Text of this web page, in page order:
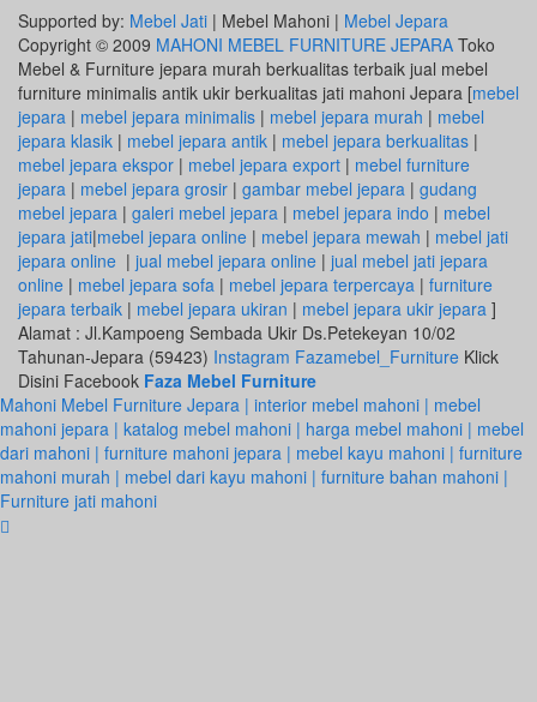
Supported by: Mebel Jati | Mebel Mahoni | Mebel Jepara
Copyright © 2009 MAHONI MEBEL FURNITURE JEPARA Toko
Mebel & Furniture jepara murah berkualitas terbaik jual mebel
furniture minimalis antik ukir berkualitas jati mahoni Jepara [mebel
jepara | mebel jepara minimalis | mebel jepara murah | mebel
jepara klasik | mebel jepara antik | mebel jepara berkualitas |
mebel jepara ekspor | mebel jepara export | mebel furniture
jepara | mebel jepara grosir | gambar mebel jepara | gudang
mebel jepara | galeri mebel jepara | mebel jepara indo | mebel
jepara jati|mebel jepara online | mebel jepara mewah | mebel jati
jepara online | jual mebel jepara online | jual mebel jati jepara
online | mebel jepara sofa | mebel jepara terpercaya | furniture
jepara terbaik | mebel jepara ukiran | mebel jepara ukir jepara ]
Alamat : Jl.Kampoeng Sembada Ukir Ds.Petekeyan 10/02
Tahunan-Jepara (59423) Instagram Fazamebel_Furniture Klick
Disini Facebook Faza Mebel Furniture
Mahoni Mebel Furniture Jepara | interior mebel mahoni | mebel
mahoni jepara | katalog mebel mahoni | harga mebel mahoni | mebel
dari mahoni | furniture mahoni jepara | mebel kayu mahoni | furniture
mahoni murah | mebel dari kayu mahoni | furniture bahan mahoni |
Furniture jati mahoni